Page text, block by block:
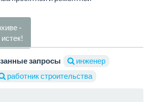
-
запросы
инженер
работник строительства